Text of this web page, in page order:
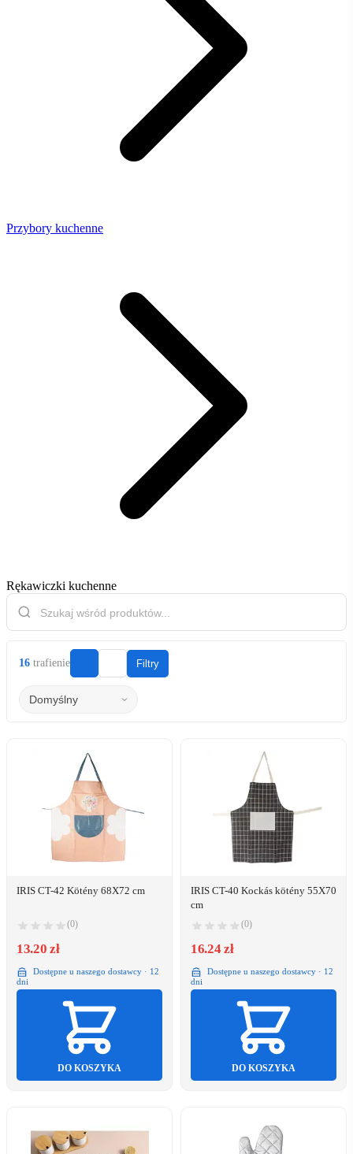
Przybory kuchenne
Rękawiczki kuchenne
16 trafienie Filtry
IRIS CT-42 Kötény 68X72 cm
(0)
13.20 zł
Dostępne u naszego dostawcy · 12
dni
DO KOSZYKA
IRIS CT-40 Kockás kötény 55X70
cm
(0)
16.24 zł
Dostępne u naszego dostawcy · 12
dni
DO KOSZYKA